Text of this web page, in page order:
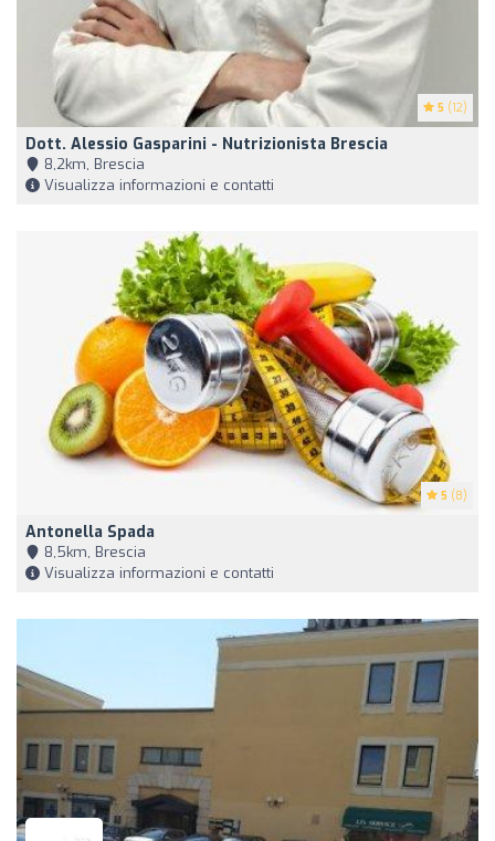
5 (12)
Dott. Alessio Gasparini - Nutrizionista Brescia
8,2km, Brescia
Visualizza informazioni e contatti
5 (8)
Antonella Spada
8,5km, Brescia
Visualizza informazioni e contatti